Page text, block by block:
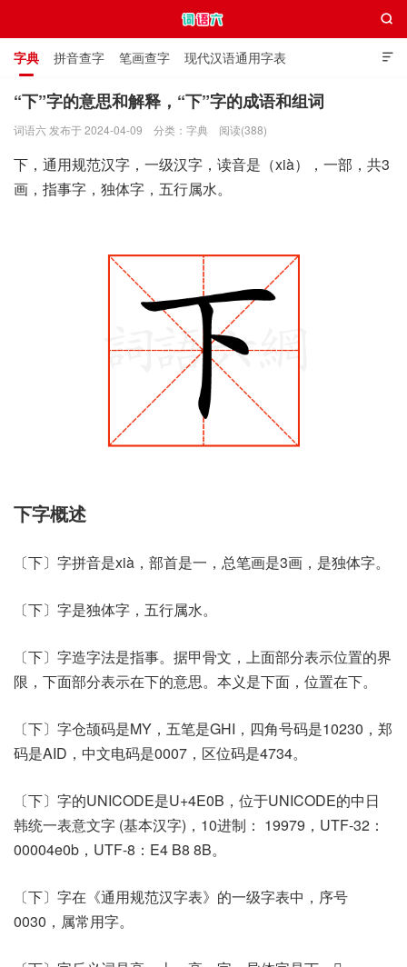

字典 拼音查字 笔画查字 现代汉语通用字表
通用规范汉字表 叠字大全 独体字大全 极简英语词典

“下”字的意思和解释，“下”字的成语和组词
词语六 发布于 2024-04-09 分类： 字典 阅读(388)
下，通用规范汉字，一级汉字，读音是（xià），一部，共3
画，指事字，独体字，五行属水。
下字概述
〔下〕字拼音是xià，部首是一，总笔画是3画，是独体字。
〔下〕字是独体字，五行属水。
〔下〕字造字法是指事。据甲骨文，上面部分表示位置的界
限，下面部分表示在下的意思。本义是下面，位置在下。
〔下〕字仓颉码是MY，五笔是GHI，四角号码是10230，郑
码是AID，中文电码是0007，区位码是4734。
〔下〕字的UNICODE是U+4E0B，位于UNICODE的中日
韩统一表意文字 (基本汉字)，10进制： 19979，UTF-32：
00004e0b，UTF-8：E4 B8 8B。
〔下〕字在《通用规范汉字表》的一级字表中，序号
0030，属常用字。